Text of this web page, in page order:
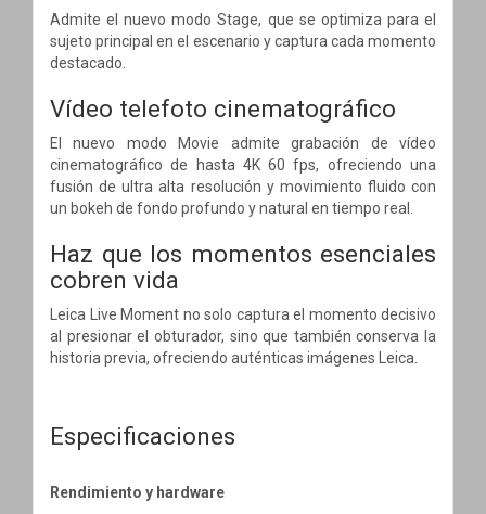
Admite el nuevo modo Stage, que se optimiza para el
sujeto principal en el escenario y captura cada momento
destacado.
Vídeo telefoto cinematográfico
El nuevo modo Movie admite grabación de vídeo
cinematográfico de hasta 4K 60 fps, ofreciendo una
fusión de ultra alta resolución y movimiento fluido con
un bokeh de fondo profundo y natural en tiempo real.
Haz que los momentos esenciales
cobren vida
Leica Live Moment no solo captura el momento decisivo
al presionar el obturador, sino que también conserva la
historia previa, ofreciendo auténticas imágenes Leica.
Especificaciones
Rendimiento y hardware